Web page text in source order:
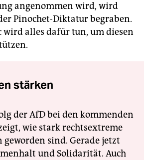
angenommen wird, wird
Pinochet-Diktatur begraben.
wird alles dafür tun, um diesen
stärken
der AfD bei den kommenden
wie stark rechtsextreme
sind. Gerade jetzt
und Solidarität. Auch